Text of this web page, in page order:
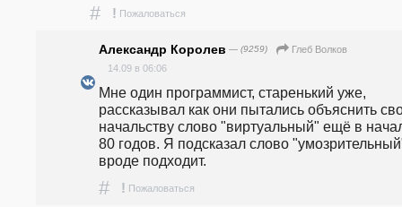
# ! Пожаловаться
Александр Королев — (9259)
Глеб Волков
14.09 в 06:06
Мне один программист, старенький уже,
рассказывал как они пытались объяснить
начальству слово "виртуальный" ещё в
80 годов. Я подсказал слово
вроде подходит.
# ! Пожаловаться